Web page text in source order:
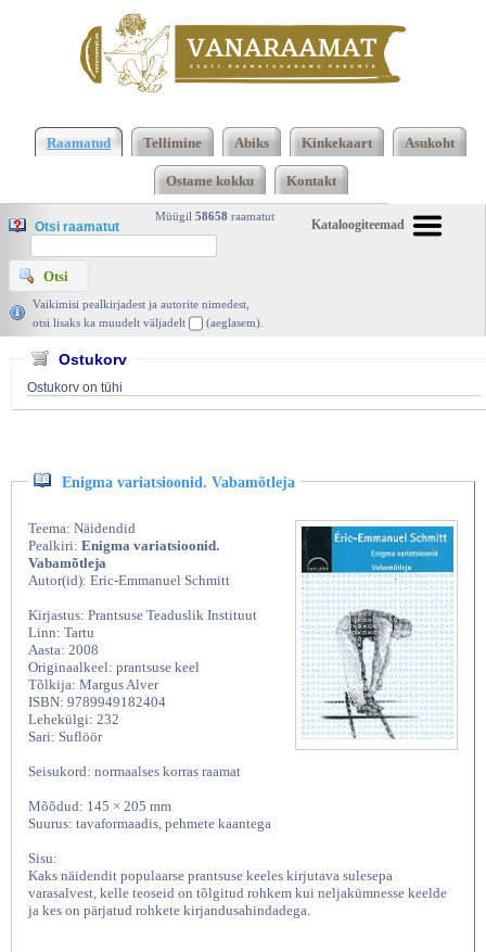
variatsioonid. Vabamõtleja, Eric-Emmanuel
Schmitt, Prantsuse Teaduslik Instituut 2008 |
vanaraamat. ee
Raamatud Tellimine Abiks Kinkekaart Asukoht
Ostame kokku Kontakt
Kataloogiteemad
Müügil 58658 raamatut
Otsi raamatut
Vaikimisi pealkirjadest ja autorite nimedest,
otsi lisaks ka muudelt väljadelt
(aeglasem).
Ostukorv
Ostukorv on tühi
Enigma variatsioonid. Vabamõtleja
Teema: Näidendid
Pealkiri: Enigma variatsioonid.
Vabamõtleja
Autor(id): Eric-Emmanuel Schmitt
Kirjastus: Prantsuse Teaduslik Instituut
Linn: Tartu
Aasta: 2008
Originaalkeel: prantsuse keel
Tõlkija: Margus Alver
ISBN: 9789949182404
Lehekülgi: 232
Sari: Suflöör
Seisukord: normaalses korras raamat
Mõõdud: 145 × 205 mm
Suurus: tavaformaadis, pehmete kaantega
Sisu:
Kaks näidendit populaarse prantsuse keeles kirjutava sulesepa
varasalvest, kelle teoseid on tõlgitud rohkem kui neljakümnesse keelde
ja kes on pärjatud rohkete kirjandusahindadega.